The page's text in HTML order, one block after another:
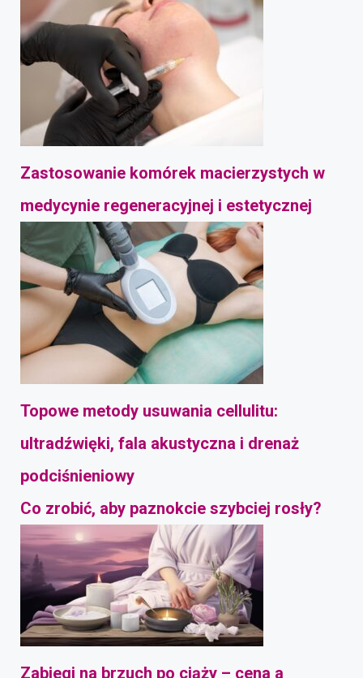
Zastosowanie komórek macierzystych w
medycynie regeneracyjnej i estetycznej
Topowe metody usuwania cellulitu:
ultradźwięki, fala akustyczna i drenaż
podciśnieniowy
Co zrobić, aby paznokcie szybciej rosły?
Zabiegi na brzuch po ciąży – cena a